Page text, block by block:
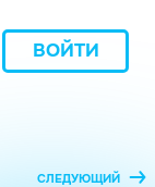
ВОЙТИ
СЛЕДУЮЩИЙ